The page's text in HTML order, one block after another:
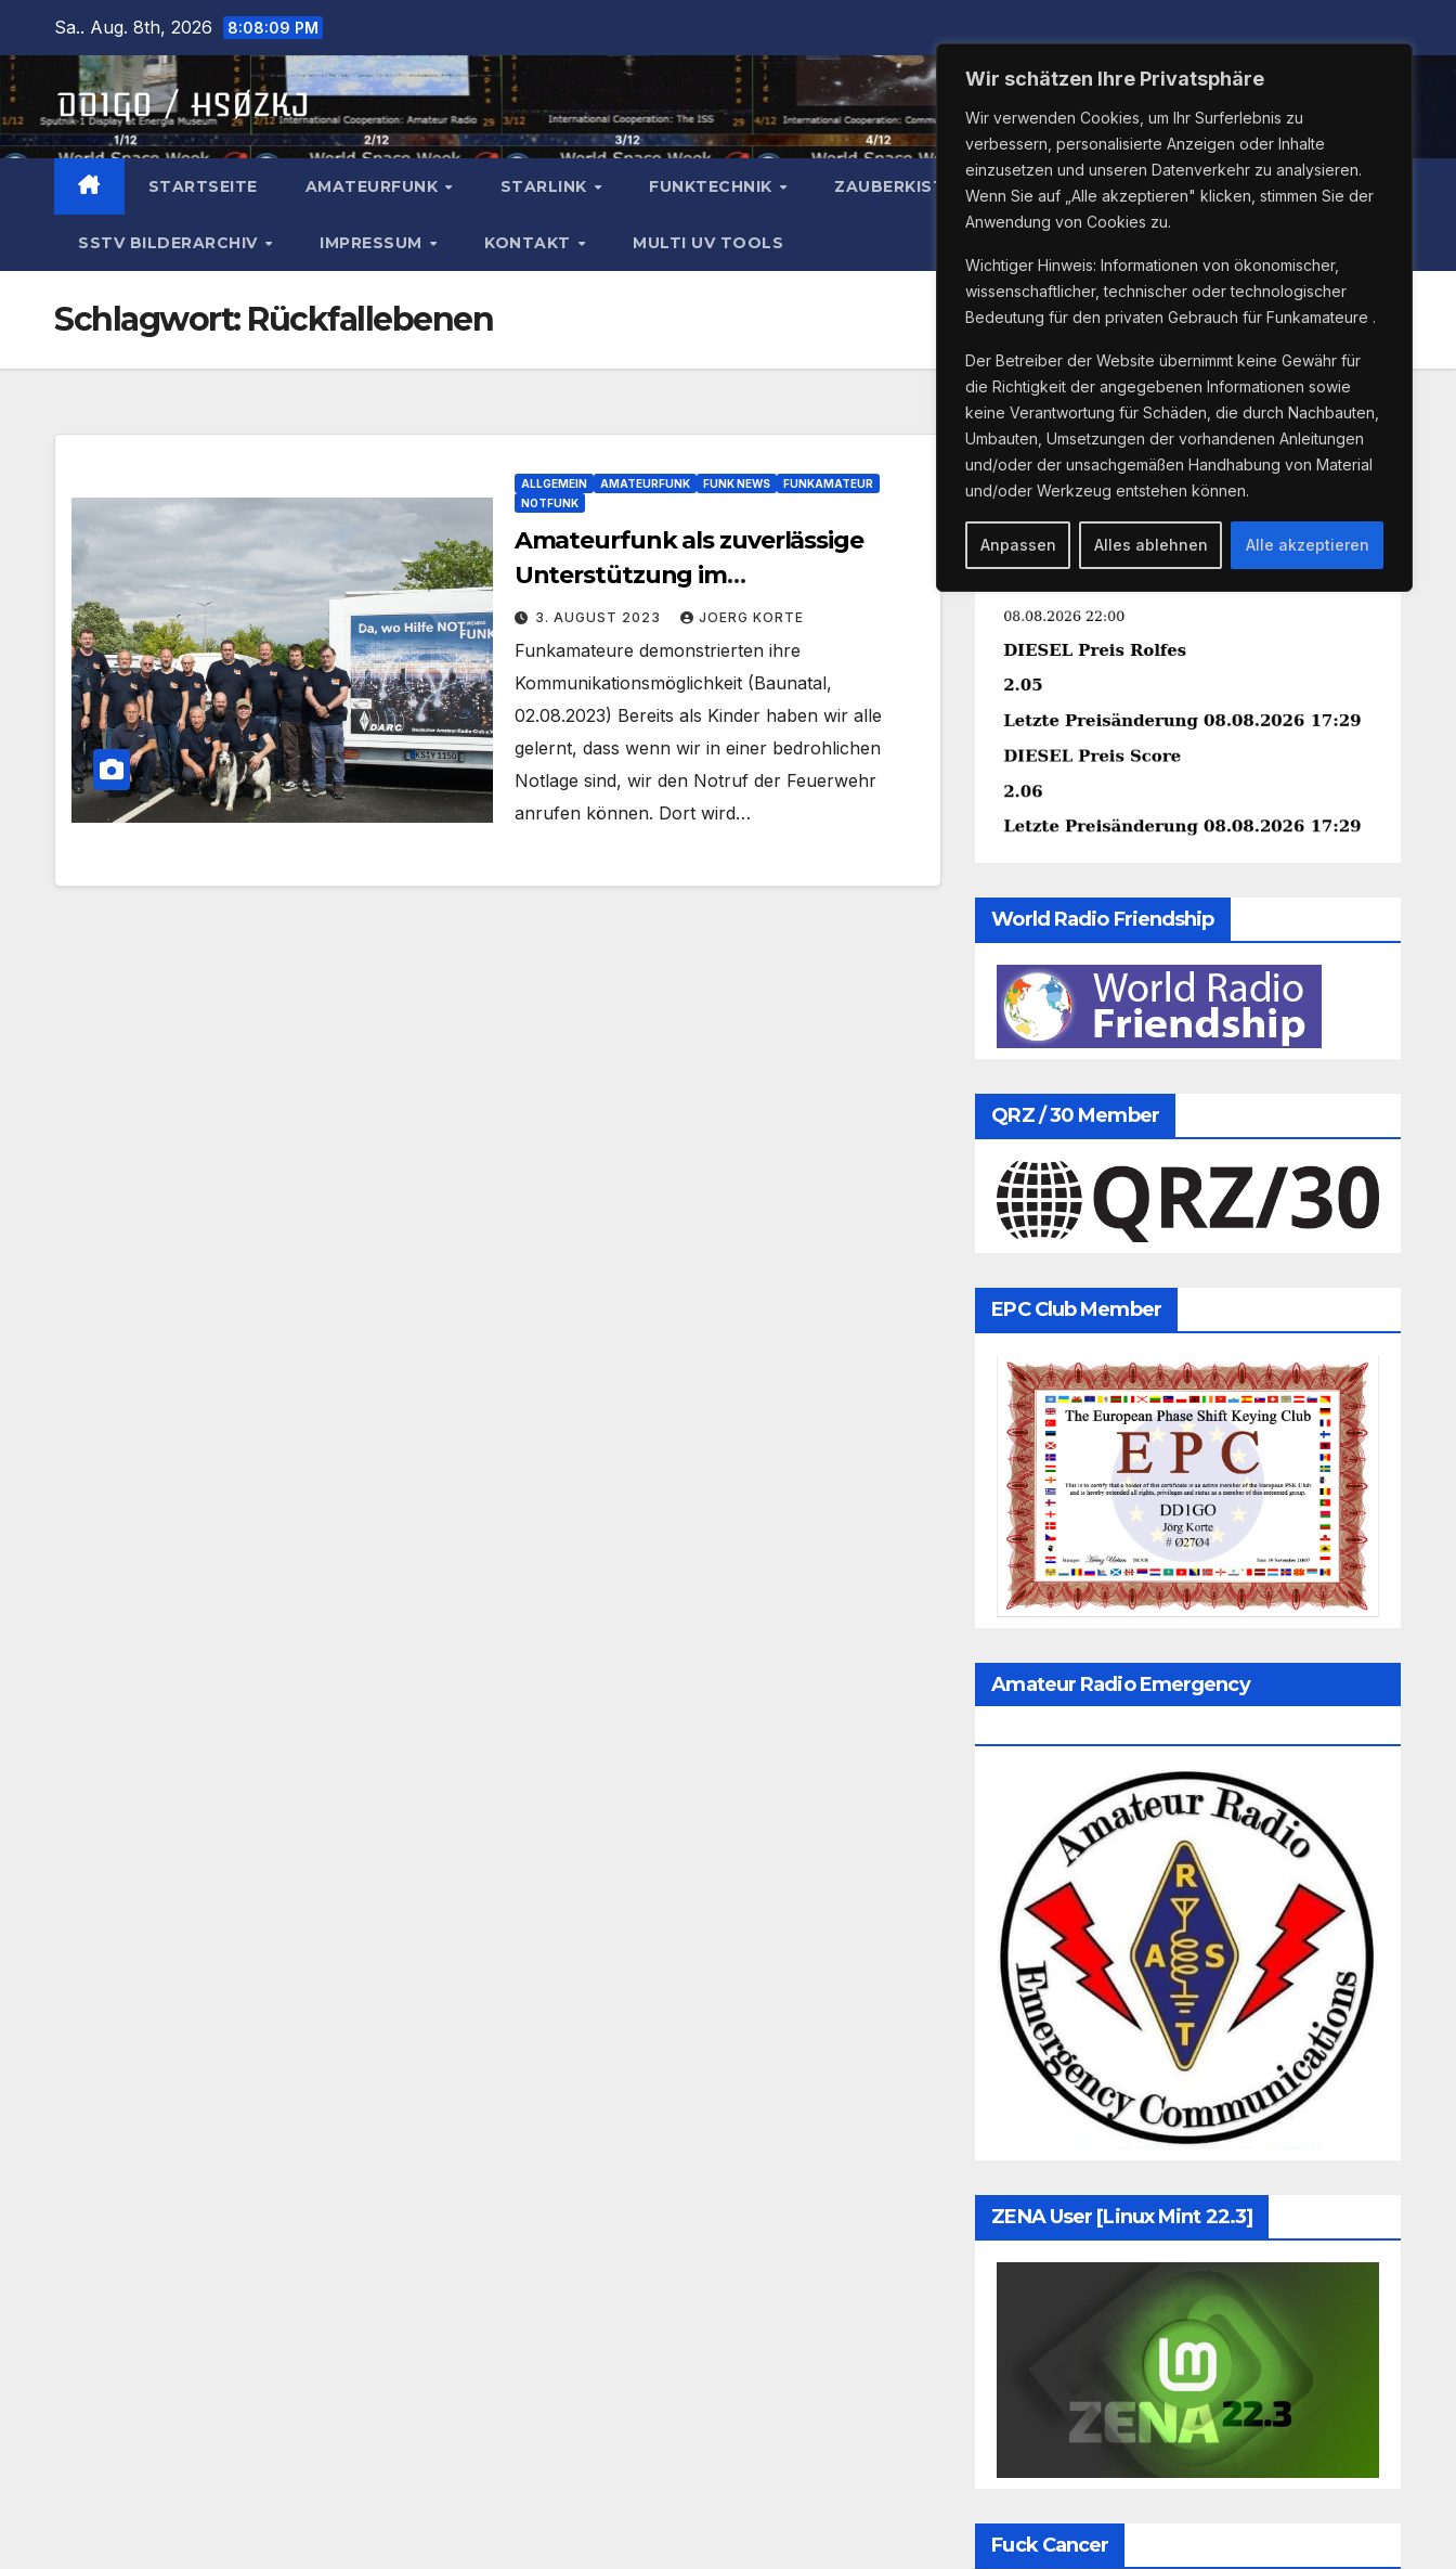
Wir schätzen Ihre Privatsphäre
Wir verwenden Cookies, um Ihr Surferlebnis zu
verbessern, personalisierte Anzeigen oder Inhalte
einzusetzen und unseren Datenverkehr zu analysieren.
Wenn Sie auf „Alle akzeptieren" klicken, stimmen Sie der
Anwendung von Cookies zu.
Wichtiger Hinweis: Informationen von ökonomischer,
wissenschaftlicher, technischer oder technologischer
Bedeutung für den privaten Gebrauch für Funkamateure .
Der Betreiber der Website übernimmt keine Gewähr für
die Richtigkeit der angegebenen Informationen sowie
keine Verantwortung für Schäden, die durch Nachbauten,
Umbauten, Umsetzungen der vorhandenen Anleitungen
und/oder der unsachgemäßen Handhabung von Material
und/oder Werkzeug entstehen können.
Anpassen Alles ablehnen Alle akzeptieren
springen
Sa.. Aug. 8th, 2026 8:08:10 PM
STARTSEITE AMATEURFUNK STARLINK FUNKTECHNIK ZAUBERKISTE LINUX26
SSTV BILDERARCHIV IMPRESSUM KONTAKT MULTI UV TOOLS
Schlagwort: Rückfallebenen
ALLGEMEIN AMATEURFUNK FUNK NEWS
FUNKAMATEUR
NOTFUNK
Amateurfunk als zuverlässige
Unterstützung im
Katastrophenfall
3. AUGUST 2023 JOERG KORTE
Funkamateure demonstrierten ihre
Kommunikationsmöglichkeit (Baunatal,
02.08.2023) Bereits als Kinder haben wir alle
gelernt, dass wenn wir in einer bedrohlichen
Notlage sind, wir den Notruf der Feuerwehr
anrufen können. Dort wird…
Suche Innnerhalb Der Webseite
World Radio Friendship
QRZ / 30 Member
EPC Club Member
Amateur Radio Emergency
ZENA User [Linux Mint 22.3]
Fuck Cancer